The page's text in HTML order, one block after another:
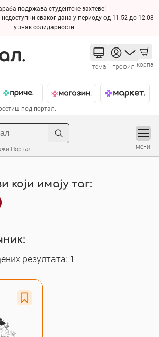
подржава студентске захтеве!
сваког дана у периоду од 11.52 до 12.08
у знак солидарности.
тема профил корпа
под-портал.
Портал мени
који имају таг:
резултата: 1